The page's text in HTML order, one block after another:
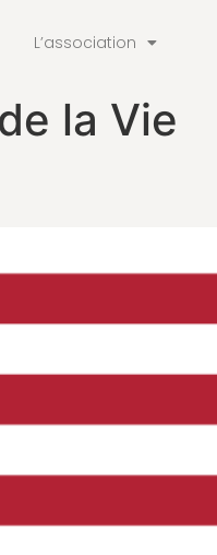
L’association
la Vie